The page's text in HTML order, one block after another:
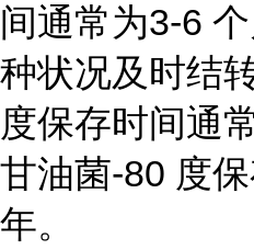
间通常为3-6
种状况及时结
度保存时间通
甘油菌-80 度
年。